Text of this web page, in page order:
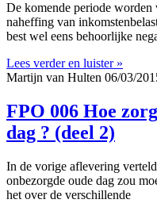
De komende periode worden
naheffing van
best wel eens behoorlijke
Lees verder en luister »
Martijn van Hulten 06/03/
FPO 006 Hoe
dag ? (deel 2)
In de vorige aflevering
onbezorgde oude dag zou
het over de verschillende